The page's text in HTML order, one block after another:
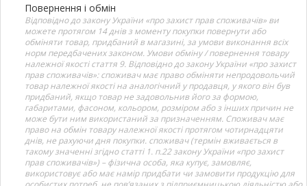
Повернення і обмін
Відповідно до закону України «про захист прав споживачів» ви
можете протягом 14 днів з моменту покупки повернути або
обміняти товар, придбаний в магазині, за умови виконання всіх
норм передбачених законом. Умови обміну / повернення товару
належної якості стаття 9. Відповідно до закону України «про захист
прав споживачів»: споживач має право обміняти непродовольчий
товар належної якості на аналогічний у продавця, у якого він був
придбаний, якщо товар не задовольнив його за формою,
габаритами, фасоном, кольором, розміром або з інших причин не
може бути ним використаний за призначенням. Споживач має
право на обмін товару належної якості протягом чотирнадцяти
днів, не рахуючи дня покупки. споживач (термін вживається в
такому значенні згідно статті 1. п.22 закону України «про захист
прав споживачів») – фізична особа, яка купує, замовляє,
використовує або має намір придбати чи замовити продукцію для